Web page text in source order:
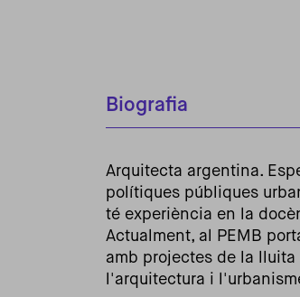
Biografia
Arquitecta argentina.
polítiques públiques
té experiència en la
Actualment, al PEMB
amb projectes de la
l'arquitectura i